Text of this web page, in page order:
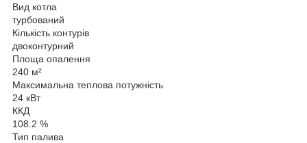
Вид котла
турбований
Кількість контурів
двоконтурний
Площа опалення
240 м²
Максимальна теплова потужність
24 кВт
ККД
108.2 %
Тип палива